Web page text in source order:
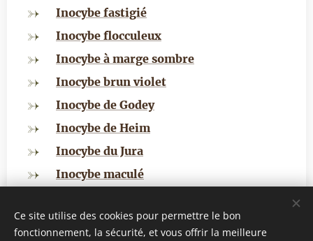
Inocybe fastigié
Inocybe flocculeux
Inocybe à marge sombre
Inocybe brun violet
Inocybe de Godey
Inocybe de Heim
Inocybe du Jura
Inocybe maculé
Ce site utilise des cookies pour permettre le bon
fonctionnement, la sécurité, et vous offrir la meilleure